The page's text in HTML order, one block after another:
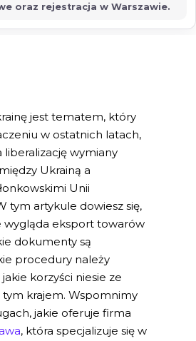
jest tematem, który
w ostatnich latach,
liberalizację wymiany
Ukrainą a
Unii
tym artykule dowiesz się,
wygląda eksport towarów
dokumenty są
procedury należy
korzyści niesie ze
krajem. Wspomnimy
jakie oferuje firma
, która specjalizuje się w
oraz rejestracja w Warszawie.